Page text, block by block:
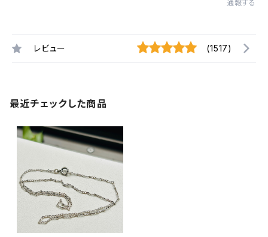
通報する
レビュー (1517)
最近チェックした商品